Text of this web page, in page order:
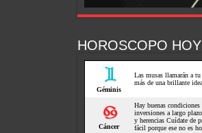
HOROSCOPO HOY